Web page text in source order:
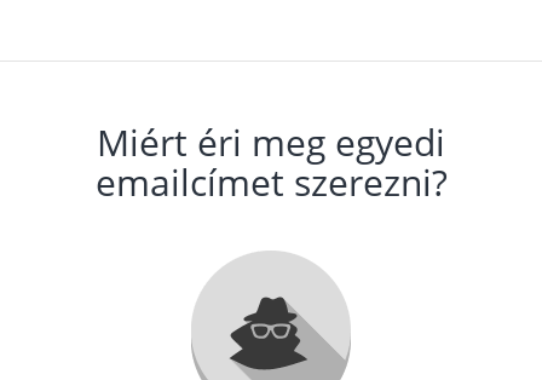
Miért éri meg egyedi
emailcímet szerezni?